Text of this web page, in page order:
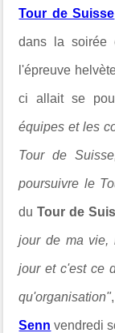
Tour de Suisse
dans la soirée
l'épreuve
ci allait se
équipes et les
Tour de
poursuivre le
duTour de
jour de ma vie,
jour et c'est ce
qu'organisation"
Senn vendredi